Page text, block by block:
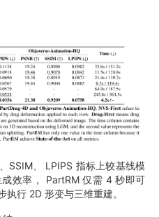
SSIM、 LPIPS 指标上较基线模
效率， PartRM 仅需 4 秒即可
行 2D 形变与三维重建。